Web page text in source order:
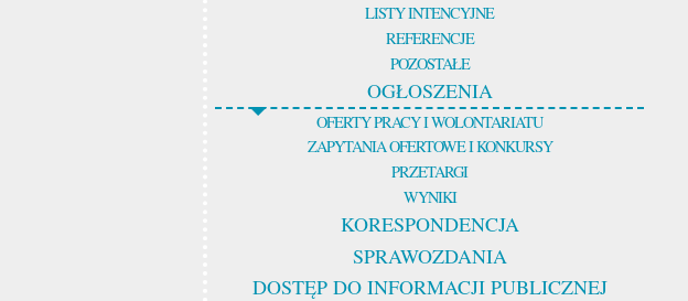
LISTY INTENCYJNE
REFERENCJE
POZOSTAŁE
OGŁOSZENIA
OFERTY PRACY I WOLONTARIATU
ZAPYTANIA OFERTOWE I KONKURSY
PRZETARGI
WYNIKI
KORESPONDENCJA
SPRAWOZDANIA
DOSTĘP DO INFORMACJI PUBLICZNEJ